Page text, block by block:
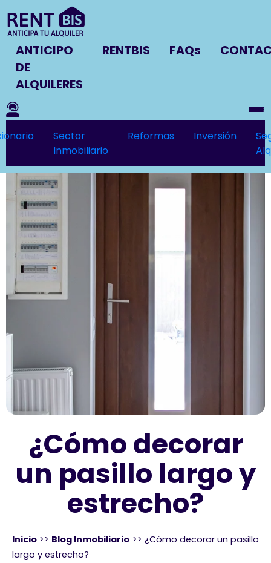
ANTICIPO
DE
ALQUILERES
RENTBIS FAQs
Sector
Inmobiliario
Reformas Inversión
¿Cómo decorar
un pasillo largo y
estrecho?
Inicio >> Blog Inmobiliario >> ¿Cómo decorar un pasillo
largo y estrecho?